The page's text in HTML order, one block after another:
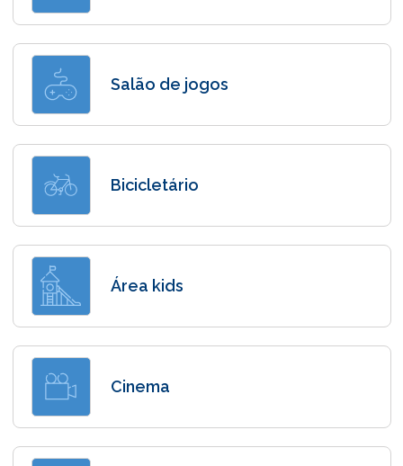
Salão de jogos
Bicicletário
Área kids
Cinema